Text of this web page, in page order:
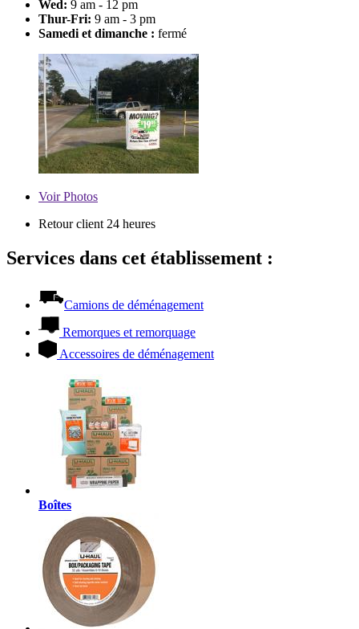
Wed: 9 am - 12 pm
Thur-Fri: 9 am - 3 pm
Samedi et dimanche : fermé
VoirPhotos
Retour client 24 heures
Services dans cet établissement :
Camions de déménagement
Remorques et remorquage
Accessoires de déménagement
Boîtes